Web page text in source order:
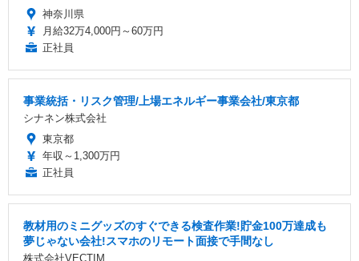
神奈川県
月給32万4,000円～60万円
正社員
事業統括・リスク管理/上場エネルギー事業会社/東京都
シナネン株式会社
東京都
年収～1,300万円
正社員
教材用のミニグッズのすぐできる検査作業!貯金100万達成も
夢じゃない会社!スマホのリモート面接で手間なし
株式会社VECTIM